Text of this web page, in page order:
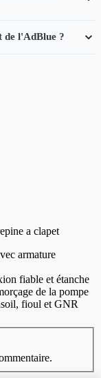
de l'AdBlue ?
a clapet
armature
fiable et étanche
de la pompe
fioul et GNR